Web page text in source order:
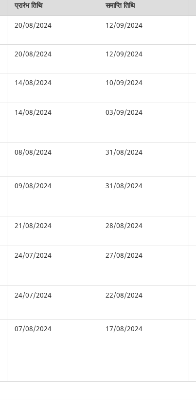
प्रारंभ तिथि समाप्ति तिथि
20/08/2024 12/09/2024
20/08/2024 12/09/2024
14/08/2024 10/09/2024
14/08/2024 03/09/2024
08/08/2024 31/08/2024
09/08/2024 31/08/2024
21/08/2024 28/08/2024
24/07/2024 27/08/2024
24/07/2024 22/08/2024
07/08/2024 17/08/2024